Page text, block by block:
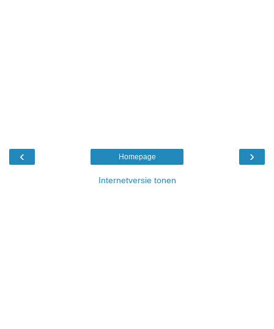
‹ ›
Homepage
Internetversie tonen